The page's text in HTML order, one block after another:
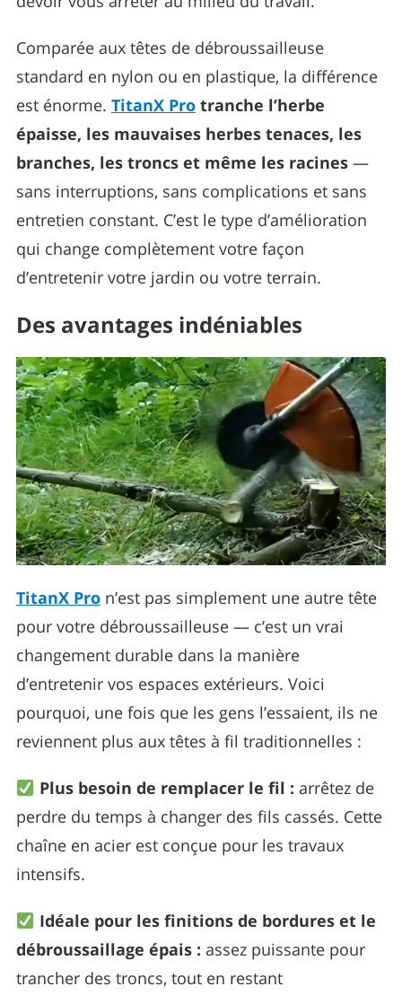
Comparée aux têtes de débroussailleuse
standard en nylon ou en plastique, la différence
est énorme. TitanX Pro tranche l’herbe
épaisse, les mauvaises herbes tenaces, les
branches, les troncs et même les racines —
sans interruptions, sans complications et sans
entretien constant. C’est le type d’amélioration
qui change complètement votre façon
d’entretenir votre jardin ou votre terrain.
Des avantages indéniables
TitanX Pro n’est pas simplement une autre tête
pour votre débroussailleuse — c’est un vrai
changement durable dans la manière
d’entretenir vos espaces extérieurs. Voici
pourquoi, une fois que les gens l’essaient, ils ne
reviennent plus aux têtes à fil traditionnelles :
Plus besoin de remplacer le fil : arrêtez de
perdre du temps à changer des fils cassés. Cette
chaîne en acier est conçue pour les travaux
intensifs.
Idéale pour les finitions de bordures et le
débroussaillage épais : assez puissante pour
trancher des troncs, tout en restant